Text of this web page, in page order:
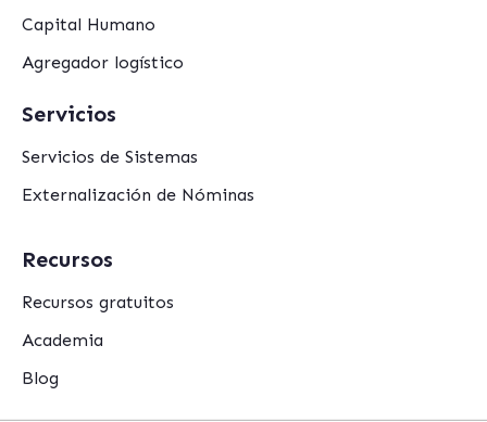
Capital Humano
Agregador logístico
Servicios
Servicios de Sistemas
Externalización de Nóminas
Recursos
Recursos gratuitos
Academia
Blog